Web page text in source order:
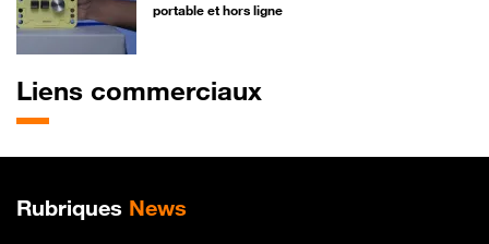
portable et hors ligne
Liens commerciaux
Plan de site
Rubriques News